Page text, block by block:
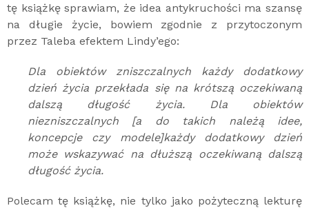
tę książkę sprawiam, że idea antykruchości ma szansę
na długie życie, bowiem zgodnie z przytoczonym
przez Taleba efektem Lindy’ego:
Dla obiektów zniszczalnych każdy dodatkowy
dzień życia przekłada się na krótszą oczekiwaną
dalszą długość życia. Dla obiektów
niezniszczalnych [a do takich należą idee,
koncepcje czy modele]każdy dodatkowy dzień
może wskazywać na dłuższą oczekiwaną dalszą
długość życia.
Polecam tę książkę, nie tylko jako pożyteczną lekturę